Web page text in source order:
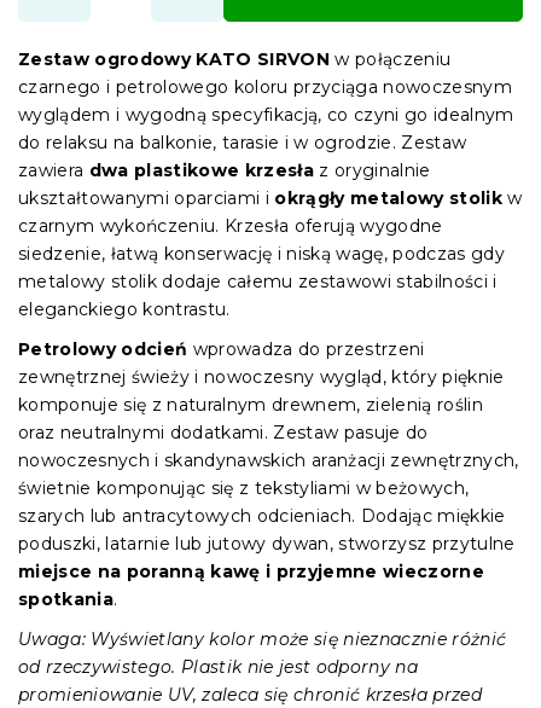
Zestaw ogrodowy KATO SIRVON w połączeniu
czarnego i petrolowego koloru przyciąga nowoczesnym
wyglądem i wygodną specyfikacją, co czyni go idealnym
do relaksu na balkonie, tarasie i w ogrodzie. Zestaw
zawiera dwa plastikowe krzesła z oryginalnie
ukształtowanymi oparciami i okrągły metalowy stolik w
czarnym wykończeniu. Krzesła oferują wygodne
siedzenie, łatwą konserwację i niską wagę, podczas gdy
metalowy stolik dodaje całemu zestawowi stabilności i
eleganckiego kontrastu.
Petrolowy odcień wprowadza do przestrzeni
zewnętrznej świeży i nowoczesny wygląd, który pięknie
komponuje się z naturalnym drewnem, zielenią roślin
oraz neutralnymi dodatkami. Zestaw pasuje do
nowoczesnych i skandynawskich aranżacji zewnętrznych,
świetnie komponując się z tekstyliami w beżowych,
szarych lub antracytowych odcieniach. Dodając miękkie
poduszki, latarnie lub jutowy dywan, stworzysz przytulne
miejsce na poranną kawę i przyjemne wieczorne
spotkania.
Uwaga: Wyświetlany kolor może się nieznacznie różnić
od rzeczywistego. Plastik nie jest odporny na
promieniowanie UV, zaleca się chronić krzesła przed